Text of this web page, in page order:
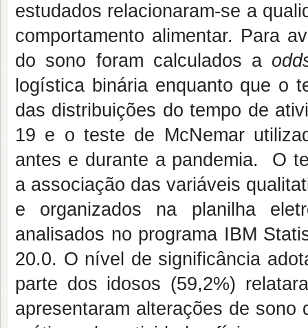
estudados relacionaram-se a
comportamento alimentar. Para
do sono foram calculados a
logística binária enquanto que o
das distribuições do tempo de
19 e o teste de McNemar
antes e durante a pandemia. O
a associação das variáveis
e organizados na planilha
analisados no programa IBM
20.0. O nível de significância
parte dos idosos (59,2%)
apresentaram alterações de